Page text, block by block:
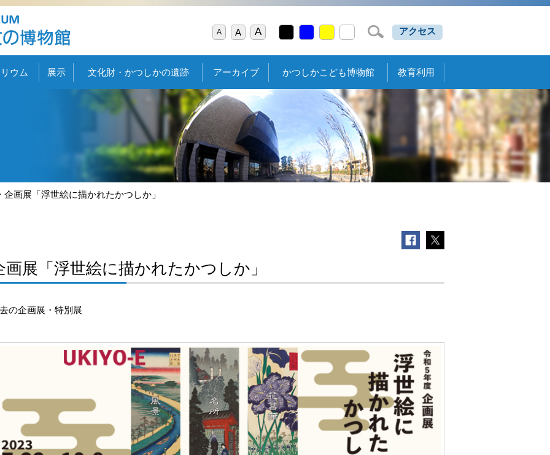
A A A アクセス
ウム 展示 文化財・かつしかの遺跡 アーカイブ かつしかこども博物館 教育利用
企画展「浮世絵に描かれたかつしか」
画展「浮世絵に描かれたかつしか」
の企画展・特別展